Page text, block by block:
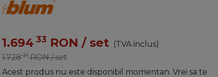
1.694 33 RON / set (TVA inclus)
1.72821 RON / set
Acest produs nu este disponibil momentan. Vrei sa te